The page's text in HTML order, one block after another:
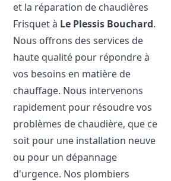
et la réparation de chaudières
Frisquet à Le Plessis Bouchard.
Nous offrons des services de
haute qualité pour répondre à
vos besoins en matière de
chauffage. Nous intervenons
rapidement pour résoudre vos
problèmes de chaudière, que ce
soit pour une installation neuve
ou pour un dépannage
d'urgence. Nos plombiers